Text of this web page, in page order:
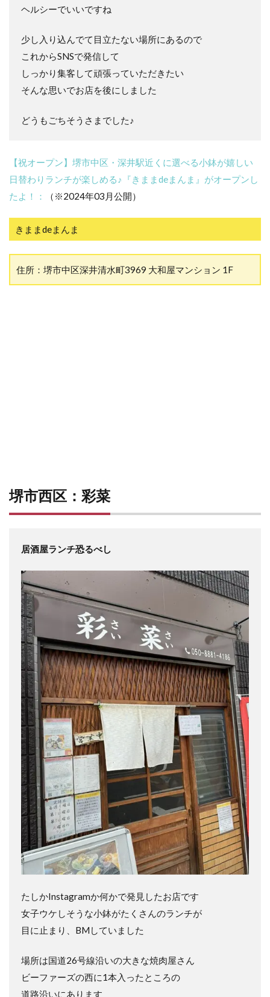
ヘルシーでいいですね
少し入り込んでて目立たない場所にあるので
これからSNSで発信して
しっかり集客して頑張っていただきたい
そんな思いでお店を後にしました
どうもごちそうさまでした♪
【祝オープン】堺市中区・深井駅近くに選べる小鉢が嬉しい
日替わりランチが楽しめる♪『きままdeまんま』がオープンし
たよ！：
（※2024年03月公開）
きままdeまんま
住所：堺市中区深井清水町3969 大和屋マンション 1F
堺市西区：彩菜
居酒屋ランチ恐るべし
たしかInstagramか何かで発見したお店です
女子ウケしそうな小鉢がたくさんのランチが
目に止まり、BMしていました
場所は国道26号線沿いの大きな焼肉屋さん
ビーファーズの西に1本入ったところの
道路沿いにあります